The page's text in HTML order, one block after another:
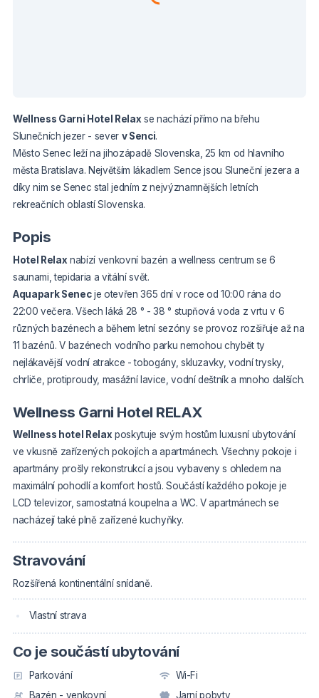
Wellness Garni Hotel Relax se nachází přímo na břehu
Slunečních jezer - sever v Senci.
Město Senec leží na jihozápadě Slovenska, 25 km od hlavního
města Bratislava. Největším lákadlem Sence jsou Sluneční jezera a
díky nim se Senec stal jedním z nejvýznamnějších letních
rekreačních oblastí Slovenska.
Popis
Hotel Relax nabízí venkovní bazén a wellness centrum se 6
saunami, tepidaria a vitální svět.
Aquapark Senecje otevřen 365 dní v roce od 10:00 rána do
22:00 večera. Všech láká 28 ° - 38 ° stupňová voda z vrtu v 6
různých bazénech a během letní sezóny se provoz rozšiřuje až na
11 bazénů. V bazénech vodního parku nemohou chybět ty
nejlákavější vodní atrakce - tobogány, skluzavky, vodní trysky,
chrliče, protiproudy, masážní lavice, vodní deštník a mnoho dalších.
Wellness Garni Hotel RELAX
Wellness hotel Relax poskytuje svým hostům luxusní ubytování
ve vkusně zařízených pokojích a apartmánech. Všechny pokoje i
apartmány prošly rekonstrukcí a jsou vybaveny s ohledem na
maximální pohodlí a komfort hostů. Součástí každého pokoje je
LCD televizor, samostatná koupelna a WC. V apartmánech se
nacházejí také plně zařízené kuchyňky.
Stravování
Rozšířená kontinentální snídaně.
Vlastní strava
Co je součástí ubytování
Parkování
Wi-Fi
Bazén - venkovní
Jarní pobyty